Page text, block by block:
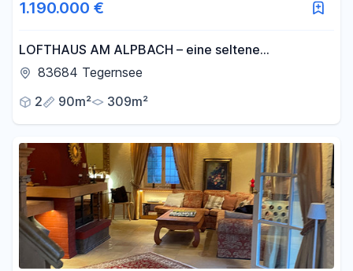
1.190.000 €
LOFTHAUS AM ALPBACH – eine seltene
Gelegenheit im ursprünglichen Teil des Tegernseer
83684 Tegernsee
2
90m² 309m²